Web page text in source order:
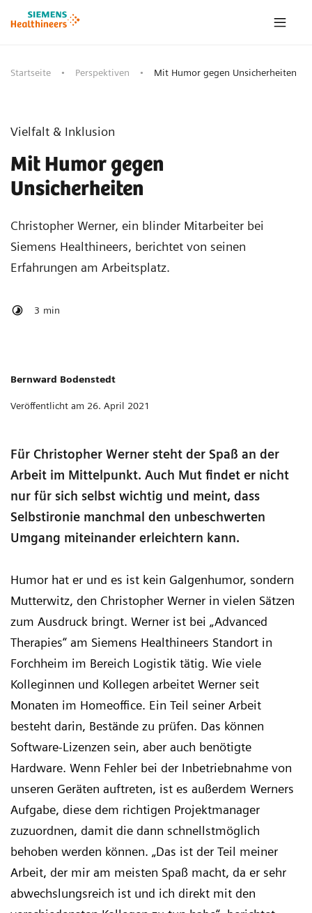
Startseite Perspektiven Mit Humor gegen Unsicherheiten
Vielfalt & Inklusion
Mit Humor gegen
Unsicherheiten
Christopher Werner, ein blinder Mitarbeiter bei
Siemens Healthineers, berichtet von seinen
Erfahrungen am Arbeitsplatz.
3 min
Bernward Bodenstedt
Veröffentlicht am 26. April 2021
Für Christopher Werner steht der Spaß an der
Arbeit im Mittelpunkt. Auch Mut findet er nicht
nur für sich selbst wichtig und meint, dass
Selbstironie manchmal den unbeschwerten
Umgang miteinander erleichtern kann.
Humor hat er und es ist kein Galgenhumor, sondern
Mutterwitz, den Christopher Werner in vielen Sätzen
zum Ausdruck bringt. Werner ist bei „Advanced
Therapies“ am Siemens Healthineers Standort in
Forchheim im Bereich Logistik tätig. Wie viele
Kolleginnen und Kollegen arbeitet Werner seit
Monaten im Homeoffice. Ein Teil seiner Arbeit
besteht darin, Bestände zu prüfen. Das können
Software-Lizenzen sein, aber auch benötigte
Hardware. Wenn Fehler bei der Inbetriebnahme von
unseren Geräten auftreten, ist es außerdem Werners
Aufgabe, diese dem richtigen Projektmanager
zuzuordnen, damit die dann schnellstmöglich
behoben werden können. „Das ist der Teil meiner
Arbeit, der mir am meisten Spaß macht, da er sehr
abwechslungsreich ist und ich direkt mit den